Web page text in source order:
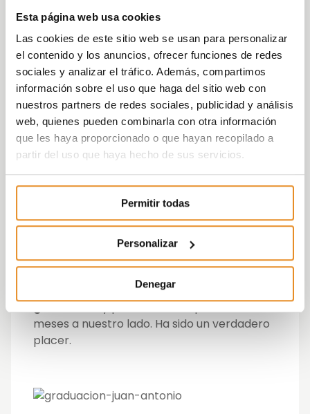
Esta página web usa cookies
Las cookies de este sitio web se usan para personalizar
el contenido y los anuncios, ofrecer funciones de redes
sociales y analizar el tráfico. Además, compartimos
información sobre el uso que haga del sitio web con
nuestros partners de redes sociales, publicidad y análisis
web, quienes pueden combinarla con otra información
que les haya proporcionado o que hayan recopilado a
partir del uso que haya hecho de sus servicios.
Permitir todas
Personalizar
Denegar
departamentos: Marketing, RR.HH,
Postventa, Atención al Cliente, Financiero y
Presidencia, siguiendo el modelo de
formación profesional Dual por el cual la
empresa se corresponsabiliza de su
formación en alternancia con el centro
educativo, donde el alumno reforzará todo
lo aprendido en su trabajo en Vía Célere.
Una experiencia totalmente pionera para
contribuir a la inclusión socio-laboral de
chic@s con discapacidad intelectual, que
cuentan con menos oportunidades de
acceder a estudios reglados, pero con una
actitud y ganas de aprender admirables.
enhorabuena a Juan Antonio por su
graduacióny por haber compartido estos
meses a nuestro lado. Ha sido un verdadero
placer.